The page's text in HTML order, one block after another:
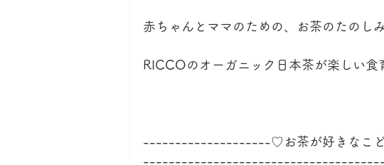
赤ちゃんとママのための、お茶のたのし
RICCOのオーガニック日本茶が楽しい食
--------------------♡お茶が好きなこ